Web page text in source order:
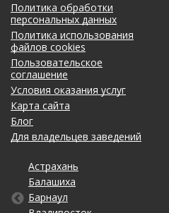
Политика обработки
персональных данных
Политика использования
файлов cookies
Пользовательское
соглашение
Условия оказания услуг
Карта сайта
Блог
Для владельцев заведений
Астрахань
Балашиха
Барнаул
Калининград
Кемерово
Киров
Омск
Оренбург
Пенза
Тольятти
Томск
Тула